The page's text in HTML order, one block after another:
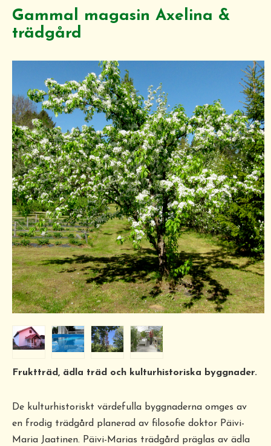
Gammal magasin Axelina &
trädgård
Fruktträd, ädla träd och kulturhistoriska byggnader.
De kulturhistoriskt värdefulla byggnaderna omges av
en frodig trädgård planerad av filosofie doktor Päivi-
Maria Jaatinen. Päivi-Marias trädgård präglas av ädla